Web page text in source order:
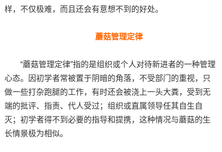
样，不仅极难，而且还会有意想不到的好处。
蘑菇管理定律
“蘑菇管理定律”指的是组织或个人对待新进者的一种管理
心态。因初学者常被置于阴暗的角落，不受部门的重视，只
做一些打杂跑腿的工作，有时还会被浇上一头大粪，受到无
端的批评、指责、代人受过；组织或直属领导任其自生自
灭；初学者得不到必要的指导和提携，这种情况与蘑菇的生
长情景极为相似。